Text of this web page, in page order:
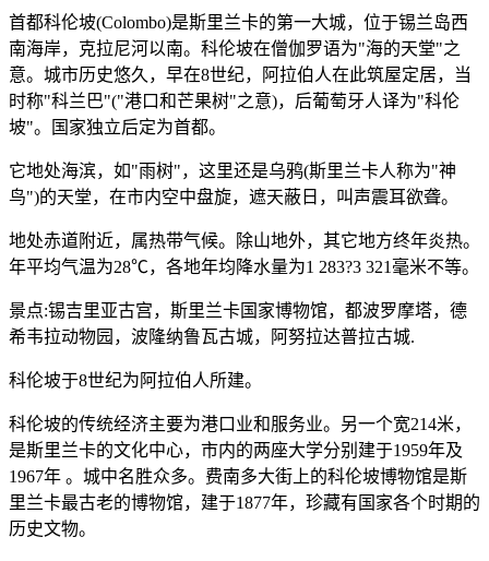
首都科伦坡(Colombo)是斯里兰卡的第一大城，位于锡兰岛西
南海岸，克拉尼河以南。科伦坡在僧伽罗语为"海的天堂"之
意。城市历史悠久，早在8世纪，阿拉伯人在此筑屋定居，当
时称"科兰巴"("港口和芒果树"之意)，后葡萄牙人译为"科伦
坡"。国家独立后定为首都。
它地处海滨，如"雨树"，这里还是乌鸦(斯里兰卡人称为"神
鸟")的天堂，在市内空中盘旋，遮天蔽日，叫声震耳欲聋。
地处赤道附近，属热带气候。除山地外，其它地方终年炎热。
年平均气温为28℃，各地年均降水量为1 283?3 321毫米不等。
景点:锡吉里亚古宫，斯里兰卡国家博物馆，都波罗摩塔，德
希韦拉动物园，波隆纳鲁瓦古城，阿努拉达普拉古城.
科伦坡于8世纪为阿拉伯人所建。
科伦坡的传统经济主要为港口业和服务业。另一个宽214米，
是斯里兰卡的文化中心，市内的两座大学分别建于1959年及
1967年 。城中名胜众多。费南多大街上的科伦坡博物馆是斯
里兰卡最古老的博物馆，建于1877年，珍藏有国家各个时期的
历史文物。